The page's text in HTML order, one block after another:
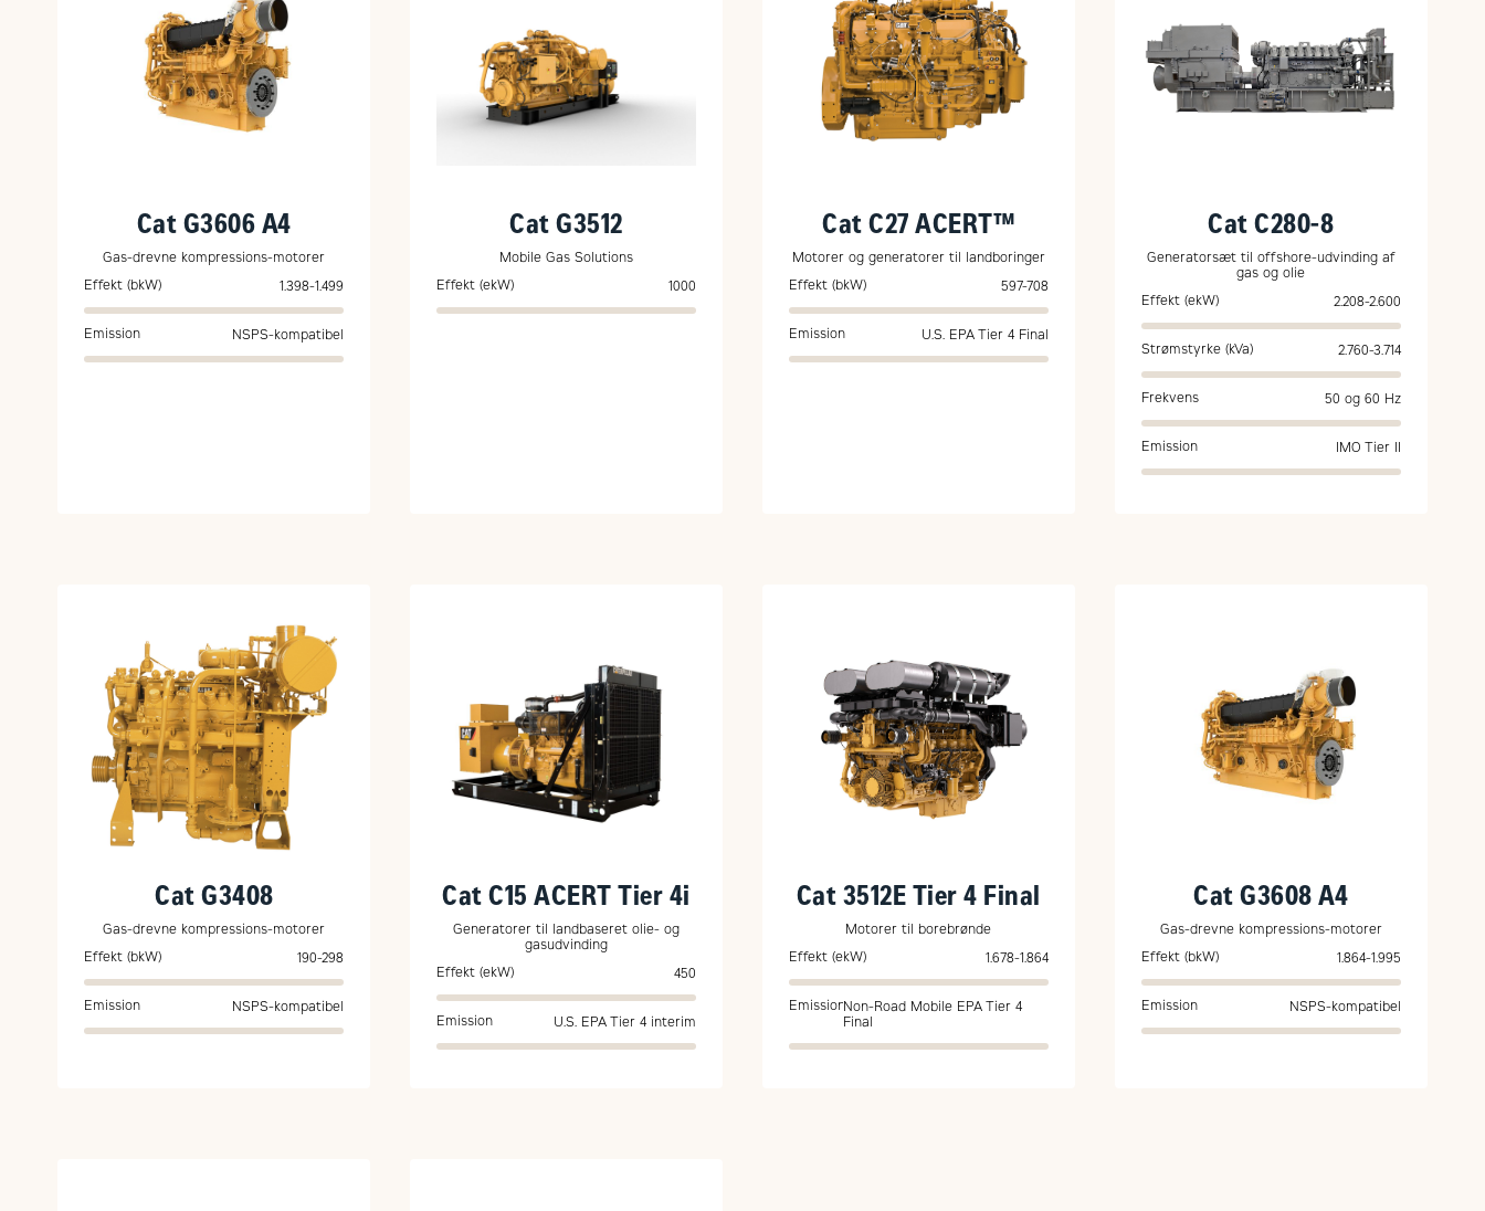
Cat G3606 A4
Gas-drevne kompressions-motorer
Effekt (bkW)
1.398-1.499
Emission NSPS-kompatibel
Cat G3512
Mobile Gas Solutions
Effekt (ekW)
1000
Cat C27 ACERT™
Motorer og generatorer til landboringer
Effekt (bkW)
597-708
Emission U.S. EPA Tier 4 Final
Cat C280-8
Generatorsæt til offshore-udvinding af
gas og olie
Effekt (ekW)
2.208-2.600
Strømstyrke (kVa) 2.760-3.714
Frekvens 50 og 60 Hz
Emission IMO Tier II
Cat G3408
Gas-drevne kompressions-motorer
Effekt (bkW)
190-298
Emission NSPS-kompatibel
Cat C15 ACERT Tier 4i
Generatorer til landbaseret olie- og
gasudvinding
Effekt (ekW)
450
Emission U.S. EPA Tier 4 interim
Cat 3512E Tier 4 Final
Motorer til borebrønde
Effekt (ekW)
1.678-1.864
EmissionNon-Road Mobile EPA Tier 4
Final
Cat G3608 A4
Gas-drevne kompressions-motorer
Effekt (bkW)
1.864-1.995
Emission NSPS-kompatibel